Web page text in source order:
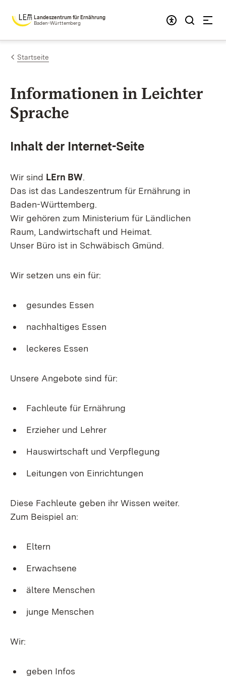
Zum Inhalt springen
Landeszentrum für Ernährung
Baden-Württemberg
Startseite
Informationen in Leichter
Sprache
Inhalt der Internet-Seite
Wir sind LErn BW.
Das ist das Landeszentrum für Ernährung in
Baden-Württemberg.
Wir gehören zum Ministerium für Ländlichen
Raum, Landwirtschaft und Heimat.
Unser Büro ist in Schwäbisch Gmünd.
Wir setzen uns ein für:
gesundes Essen
nachhaltiges Essen
leckeres Essen
Unsere Angebote sind für:
Fachleute für Ernährung
Erzieher und Lehrer
Hauswirtschaft und Verpflegung
Leitungen von Einrichtungen
Diese Fachleute geben ihr Wissen weiter.
Zum Beispiel an:
Eltern
Erwachsene
ältere Menschen
junge Menschen
Wir:
geben Infos